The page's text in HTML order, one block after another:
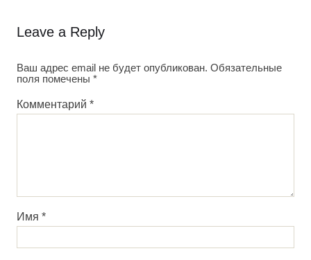
Leave a Reply
Ваш адрес email не будет опубликован. Обязательные
поля помечены *
Комментарий *
Имя *